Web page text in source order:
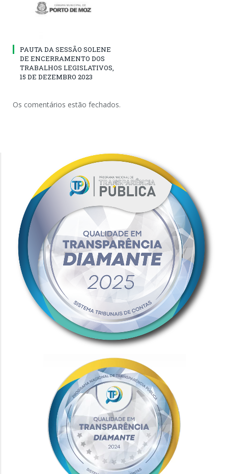
PAUTA DA SESSÃO SOLENE
DE ENCERRAMENTO DOS
TRABALHOS LEGISLATIVOS,
15 DE DEZEMBRO 2023
Os comentários estão fechados.